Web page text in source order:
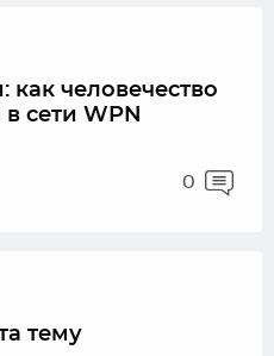
человечество
сети WPN
0
тему